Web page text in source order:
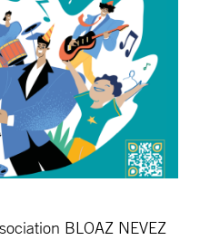
BLOAZ NEVEZ